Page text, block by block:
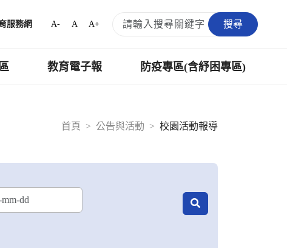
服務網 A- A A+ 搜尋
教育電子報 防疫專區(含紓困專區)
首頁
公告與活動 校園活動報導